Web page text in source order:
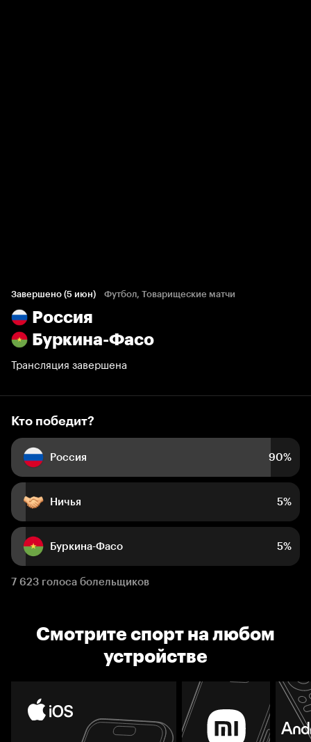
Завершено (5 июн) Футбол, Товарищеские матчи
Россия
Буркина-Фасо
Трансляция завершена
90%
Кто победит?
Россия 90%
Ничья 5%
Буркина-Фасо 5%
7 623 голоса болельщиков
Смотрите спорт на любом
устройстве